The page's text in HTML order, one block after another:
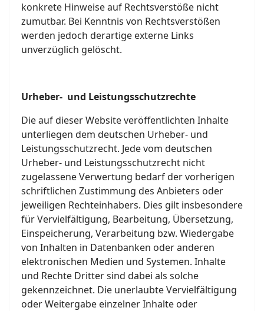
konkrete Hinweise auf Rechtsverstöße nicht
zumutbar. Bei Kenntnis von Rechtsverstößen
werden jedoch derartige externe Links
unverzüglich gelöscht.
Urheber- und Leistungsschutzrechte
Die auf dieser Website veröffentlichten Inhalte
unterliegen dem deutschen Urheber- und
Leistungsschutzrecht. Jede vom deutschen
Urheber- und Leistungsschutzrecht nicht
zugelassene Verwertung bedarf der vorherigen
schriftlichen Zustimmung des Anbieters oder
jeweiligen Rechteinhabers. Dies gilt insbesondere
für Vervielfältigung, Bearbeitung, Übersetzung,
Einspeicherung, Verarbeitung bzw. Wiedergabe
von Inhalten in Datenbanken oder anderen
elektronischen Medien und Systemen. Inhalte
und Rechte Dritter sind dabei als solche
gekennzeichnet. Die unerlaubte Vervielfältigung
oder Weitergabe einzelner Inhalte oder